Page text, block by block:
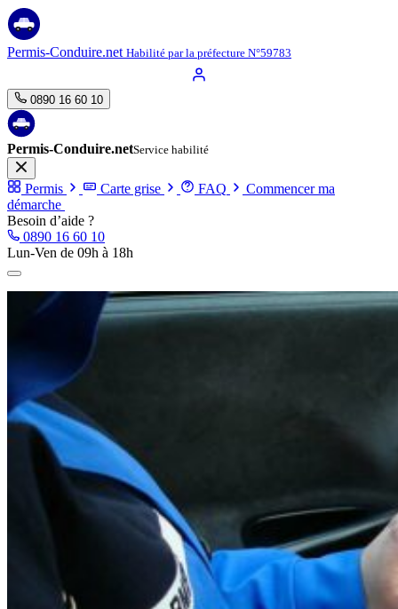
Aller
au
contenu
Permis-Conduire.net Habilité par la préfecture N°59783
0890 16 60 10
Permis-Conduire.netService habilité
Permis Carte grise FAQ
Commencer ma
démarche
Besoin d’aide ?
0890 16 60 10
Lun-Ven de 09h à 18h